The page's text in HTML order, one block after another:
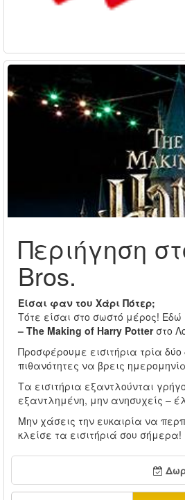
Περιήγηση
Bros.
Είσαι φαν του Χάρι Πότερ;
Τότε είσαι στο σωστό μέρος! Εδώ
– The Making of Harry Potterστο
Προσφέρουμε εισιτήρια τρία
πιθανότητες να βρεις
Τα εισιτήρια εξαντλούνται
εξαντλημένη, μην ανησυχείς –
Μην χάσεις την ευκαιρία να
κλείσε τα εισιτήριά σου σήμερα!